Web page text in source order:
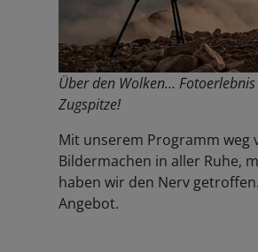
Über den Wolken…
Zugspitze!
Mit unserem Programm weg
Bildermachen in aller Ruhe,
haben wir den Nerv
Angebot.